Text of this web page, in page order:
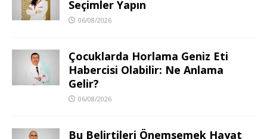
Seçimler Yapın
06/08/2026
Çocuklarda Horlama Geniz Eti
Habercisi Olabilir: Ne Anlama
Gelir?
06/08/2026
Bu Belirtileri Önemsemek Hayat